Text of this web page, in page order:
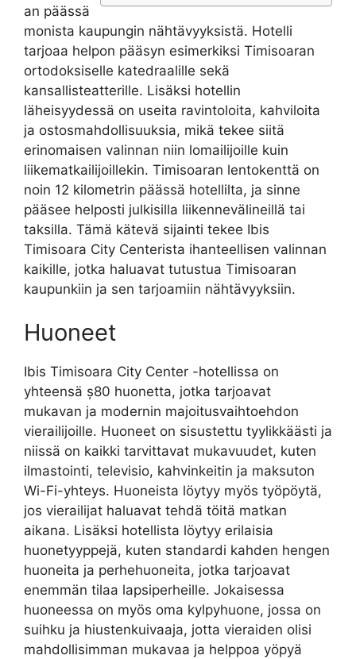
an päässä
monista kaupungin nähtävyyksistä. Hotelli
tarjoaa helpon pääsyn esimerkiksi Timisoaran
ortodoksiselle katedraalille sekä
kansallisteatterille. Lisäksi hotellin
läheisyydessä on useita ravintoloita, kahviloita
ja ostosmahdollisuuksia, mikä tekee siitä
erinomaisen valinnan niin lomailijoille kuin
liikematkailijoillekin. Timisoaran lentokenttä on
noin 12 kilometrin päässä hotellilta, ja sinne
pääsee helposti julkisilla liikennevälineillä tai
taksilla. Tämä kätevä sijainti tekee Ibis
Timisoara City Centerista ihanteellisen valinnan
kaikille, jotka haluavat tutustua Timisoaran
kaupunkiin ja sen tarjoamiin nähtävyyksiin.
Huoneet
Ibis Timisoara City Center -hotellissa on
yhteensä ș80 huonetta, jotka tarjoavat
mukavan ja modernin majoitusvaihtoehdon
vierailijoille. Huoneet on sisustettu tyylikkäästi ja
niissä on kaikki tarvittavat mukavuudet, kuten
ilmastointi, televisio, kahvinkeitin ja maksuton
Wi-Fi-yhteys. Huoneista löytyy myös työpöytä,
jos vierailijat haluavat tehdä töitä matkan
aikana. Lisäksi hotellista löytyy erilaisia
huonetyyppejä, kuten standardi kahden hengen
huoneita ja perhehuoneita, jotka tarjoavat
enemmän tilaa lapsiperheille. Jokaisessa
huoneessa on myös oma kylpyhuone, jossa on
suihku ja hiustenkuivaaja, jotta vieraiden olisi
mahdollisimman mukavaa ja helppoa yöpyä